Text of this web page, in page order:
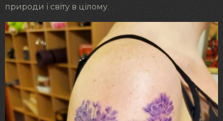
природи і світу в цілому.